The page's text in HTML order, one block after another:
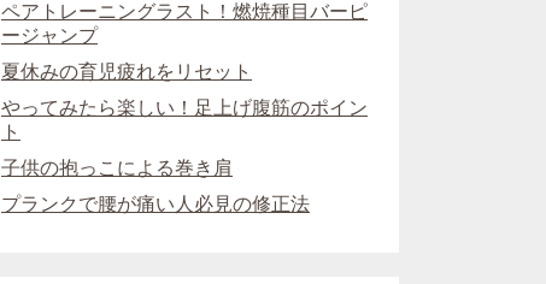
ペアトレーニングラスト！燃焼種目バーピ
ージャンプ
夏休みの育児疲れをリセット
やってみたら楽しい！足上げ腹筋のポイン
ト
子供の抱っこによる巻き肩
プランクで腰が痛い人必見の修正法